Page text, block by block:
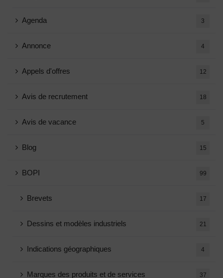
Agenda 3
Annonce 4
Appels d'offres 12
Avis de recrutement 18
Avis de vacance 5
Blog 15
BOPI 99
Brevets 17
Dessins et modèles industriels 21
Indications géographiques 4
Marques des produits et de services 37